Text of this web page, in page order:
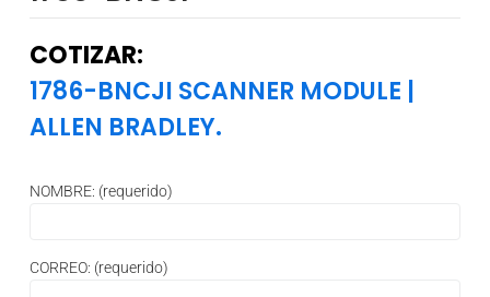
COTIZAR:
1786-BNCJI SCANNER MODULE |
ALLEN BRADLEY.
NOMBRE: (requerido)
CORREO: (requerido)